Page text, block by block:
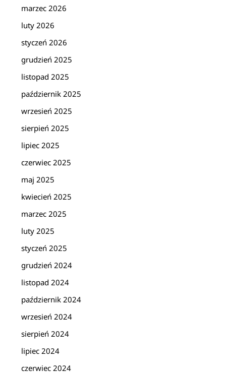
marzec 2026
luty 2026
styczeń 2026
grudzień 2025
listopad 2025
październik 2025
wrzesień 2025
sierpień 2025
lipiec 2025
czerwiec 2025
maj 2025
kwiecień 2025
marzec 2025
luty 2025
styczeń 2025
grudzień 2024
listopad 2024
październik 2024
wrzesień 2024
sierpień 2024
lipiec 2024
czerwiec 2024